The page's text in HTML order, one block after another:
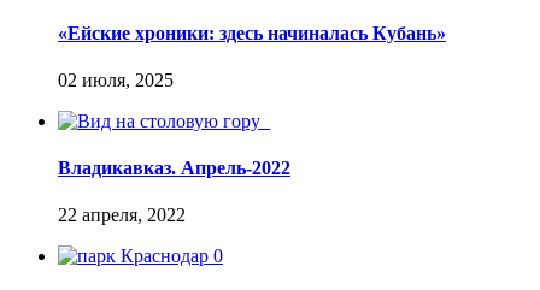
«Ейские хроники: здесь начиналась Кубань»
Владикавказ. Апрель-2022